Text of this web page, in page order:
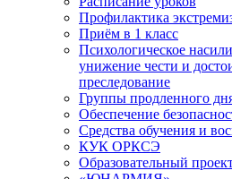
Профилактика
Приём в 1 класс
Психологическое
унижение чести и
преследование
Группы продленного
Обеспечение
Средства обучения и
КУК ОРКСЭ
Образовательный